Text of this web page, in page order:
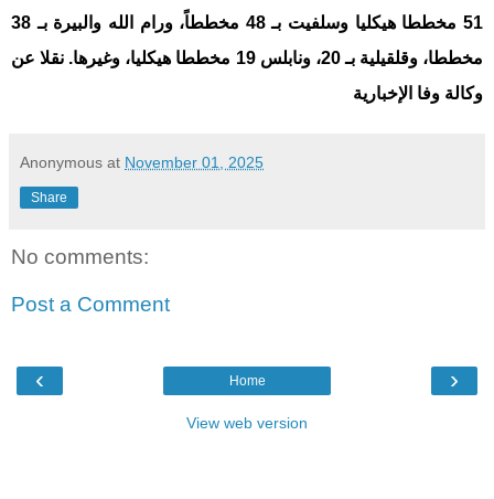
51 مخططا هيكليا وسلفيت بـ 48 مخططاً، ورام الله والبيرة بـ 38
مخططا، وقلقيلية بـ 20، ونابلس 19 مخططا هيكليا، وغيرها. نقلا عن
وكالة وفا الإخبارية
Anonymous at November 01, 2025
Share
No comments:
Post a Comment
‹ ›
Home
View web version